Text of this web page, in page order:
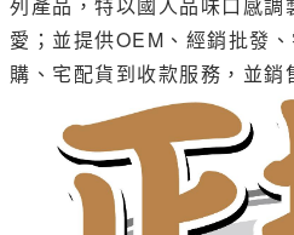
愛；並提供OEM、經銷批發
購、宅配貨到收款服務，並銷